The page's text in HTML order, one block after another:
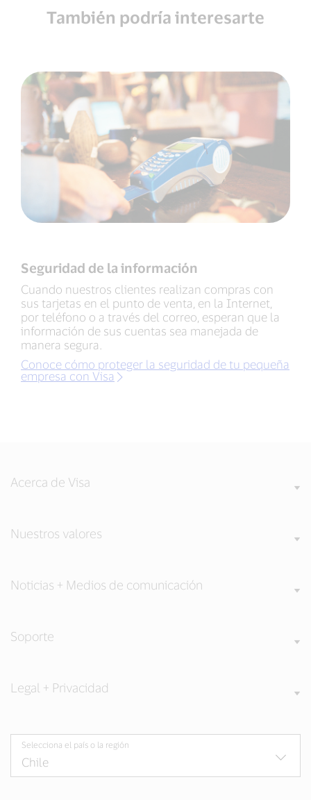
También podría interesarte
Seguridad de la información
Cuando nuestros clientes realizan compras con
sus tarjetas en el punto de venta, en la Internet,
por teléfono o a través del correo, esperan que la
información de sus cuentas sea manejada de
manera segura.
Conoce cómo proteger la seguridad de tu pequeña
empresa con Visa
Acerca de Visa
Nuestros valores
Noticias + Medios de comunicación
Soporte
Legal + Privacidad
Selecciona el país o la región